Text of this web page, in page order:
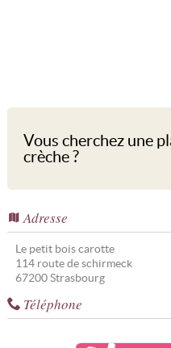
Vous cherchez une
crèche ?
Adresse
Le petit bois carotte
114 route de schirmeck
67200 Strasbourg
Téléphone